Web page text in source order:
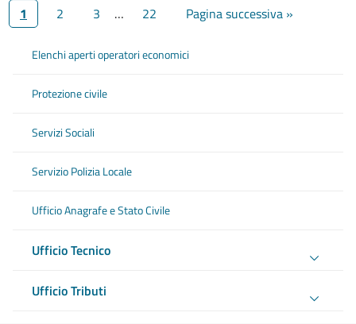
1 2 3 … 22 Pagina successiva »
Elenchi aperti operatori economici
Protezione civile
Servizi Sociali
Servizio Polizia Locale
Ufficio Anagrafe e Stato Civile
Ufficio Tecnico
Ufficio Tributi